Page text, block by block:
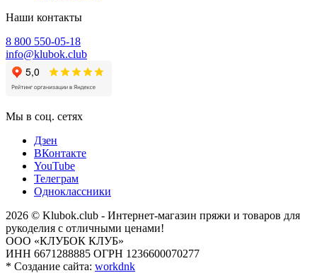
Наши контакты
8 800 550-05-18
info@klubok.club
Мы в соц. сетях
Дзен
ВКонтакте
YouTube
Телеграм
Одноклассники
2026 © Klubok.club - Интернет-магазин пряжи и товаров для
рукоделия с отличными ценами!
ООО «КЛУБОК КЛУБ»
ИНН 6671288885 ОГРН 1236600070277
* Создание сайта: workdnk